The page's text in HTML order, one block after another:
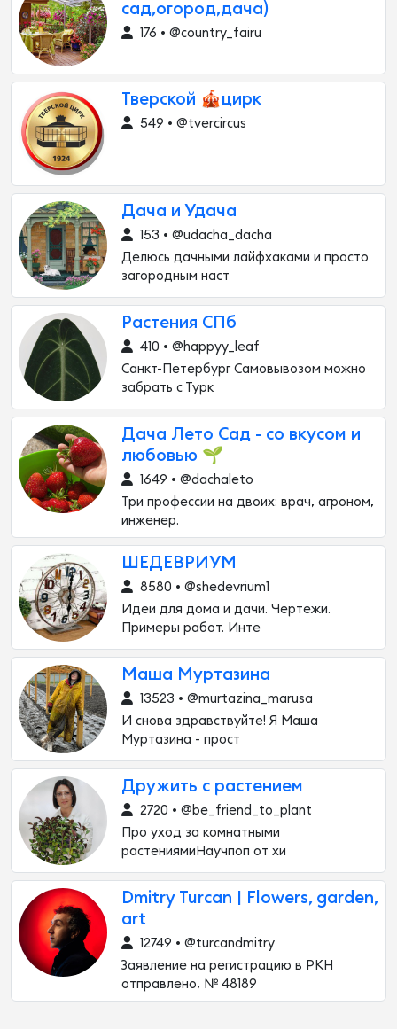
сад,огород,дача)
176 • @country_fairu
Тверской 🎪цирк
549 • @tvercircus
Дача и Удача
153 • @udacha_dacha
Делюсь дачными лайфхаками и просто
загородным наст
Растения СПб
410 • @happyy_leaf
Санкт-Петербург Самовывозом можно
забрать с Турк
Дача Лето Сад - со вкусом и
любовью 🌱
1649 • @dachaleto
Три профессии на двоих: врач, агроном,
инженер.
ШЕДЕВРИУМ
8580 • @shedevrium1
Идеи для дома и дачи. Чертежи.
Примеры работ. Инте
Маша Муртазина
13523 • @murtazina_marusa
И снова здравствуйте! Я Маша
Муртазина - прост
Дружить с растением
2720 • @be_friend_to_plant
Про уход за комнатными
растениямиНаучпоп от хи
Dmitry Turcan | Flowers, garden,
art
12749 • @turcandmitry
Заявление на регистрацию в РКН
отправлено, № 48189